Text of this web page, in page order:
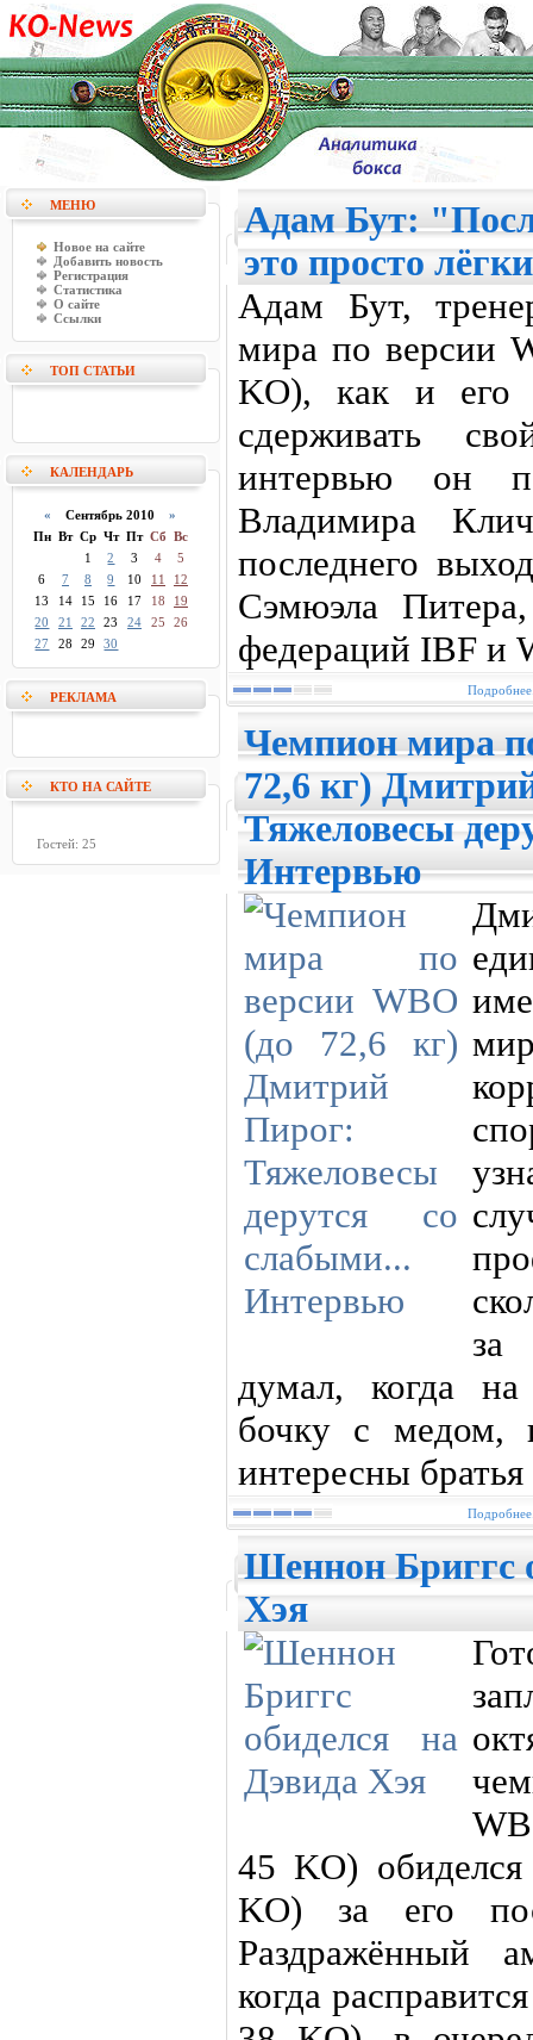
МЕНЮ
Новое на сайте
Добавить новость
Регистрация
Статистика
О сайте
Ссылки
ТОП СТАТЬИ
КАЛЕНДАРЬ
« Сентябрь 2010»
Пн Вт Ср Чт Пт Сб Вс
1
2 3 4
5
6
7 8 9 10 11
12
13
14 15 16 17 18
19
20
21 22 23 24 25
26
27
28 29 30
РЕКЛАМА
КТО НА САЙТЕ
Гостей: 25
Адам Бут:
это просто
Адам Бут,
мира по версии
KO), как и его
сдерживать
интервью он
Владимира
последнего
Сэмюэла
федераций IBF и
Чемпион мира
72,6 кг)
Тяжеловесы
Интервью
за
думал, когда
бочку с медом,
интересны
Шеннон Бриггс
Хэя
45 KO)
KO) за его
Раздражённый
когда